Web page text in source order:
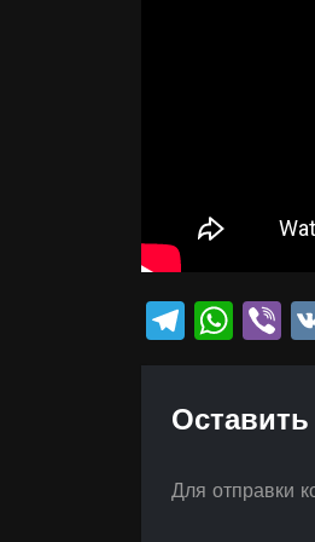
Оставить
Для отправки